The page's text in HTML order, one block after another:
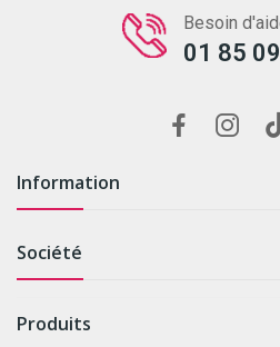
Besoin
01 85
Information
Société
Produits